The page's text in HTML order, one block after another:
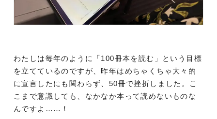
わたしは毎年のように「100冊本を読む」という目標
を立てているのですが、昨年はめちゃくちゃ大々的
に宣言したにも関わらず、50冊で挫折しました。こ
こまで意識しても、なかなか本って読めないものな
んですよ……！